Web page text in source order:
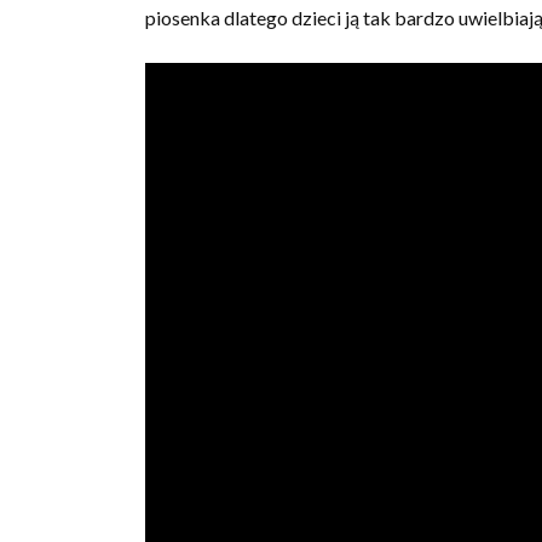
piosenka dlatego dzieci ją tak bardzo